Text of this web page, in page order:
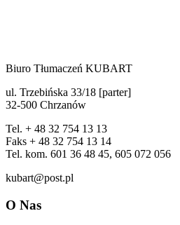
Biuro Tłumaczeń KUBART
ul. Trzebińska 33/18 [parter]
32-500 Chrzanów
Tel. + 48 32 754 13 13
Faks + 48 32 754 13 14
Tel. kom. 601 36 48 45, 605 072 056
kubart@post.pl
O Nas